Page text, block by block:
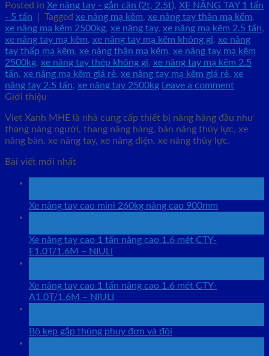
Posted in Xe nâng tay - gắn cân (2t, 2.5t), XE NÂNG TAY 1 tấn
- 5 tấn
Tagged xe nâng mạ kẽm, xe nâng tay thân mạ kẽm,
xe nâng mạ kẽm 2500kg, xe nâng tay, xe nâng mạ kẽm 2.5 tấn,
xe nâng tay mạ kẽm, xe nâng tay mạ kẽm không gỉ, xe nâng
tay thấp mạ kẽm, xe nâng thân mạ kẽm, xe nâng tay mạ kẽm
2500kg, xe nâng tay thép không gỉ, xe nâng tay mạ kẽm 2.5
tấn, xe nâng mạ kẽm giá rẻ, xe nâng tay mạ kẽm giá rẻ, xe
nâng tay 2.5 tấn, xe nâng tay 2500kg Leave a comment
Giới thiệu
Viet Xanh MHE là nhà cung cấp thiết bị nâng hàng đầu như
thang nâng người, thang nâng hàng, bàn nâng thủy lực, xe
nâng bàn, xe nâng tay, xe nâng điện, xe nâng thủy lực.
Bài viết mới nhất
Xe nâng tay cao mini 260kg nâng cao 900mm
Xe nâng tay cao 1 tấn nâng cao 1.6 mét CTY-
E1.0T/1.6M – NIULI
Xe nâng tay cao 1 tấn nâng cao 1.6 mét CTY-
A1.0T/1.6M – NIULI
Bộ kẹp gắp thùng phuy đơn và đôi